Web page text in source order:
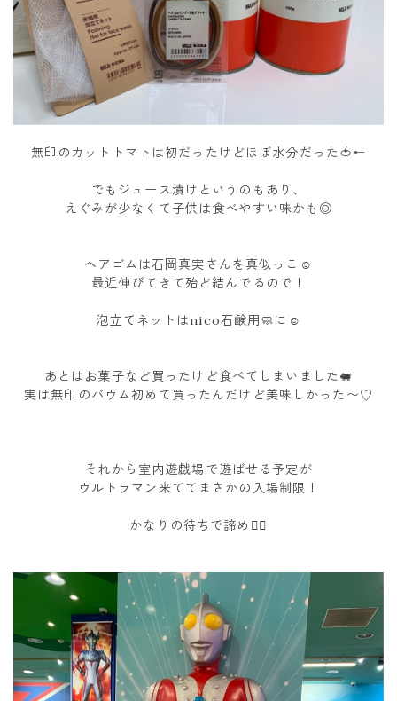
無印のカットトマトは初だったけどほぼ水分だった🍅←
でもジュース漬けというのもあり、
えぐみが少なくて子供は食べやすい味かも◎
ヘアゴムは石岡真実さんを真似っこ☺︎
最近伸びてきて殆ど結んでるので！
泡立てネットはnico石鹸用🧼に☺︎
あとはお菓子など買ったけど食べてしまいました🐖
実は無印のバウム初めて買ったんだけど美味しかった〜♡
それから室内遊戯場で遊ばせる予定が
ウルトラマン来ててまさかの入場制限！
かなりの待ちで諦め🤦‍♀️